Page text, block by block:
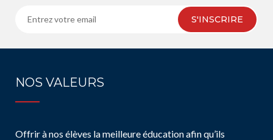
S'INSCRIRE
NOS VALEURS
Offrir à nos élèves la meilleure éducation afin qu’ils